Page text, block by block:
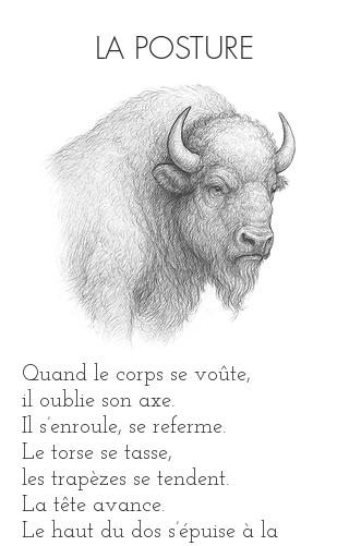
LA POSTURE
Quand le corps se voûte,
il oublie son axe.
Il s’enroule, se referme.
Le torse se tasse,
les trapèzes se tendent.
La tête avance.
Le haut du dos s’épuise à la